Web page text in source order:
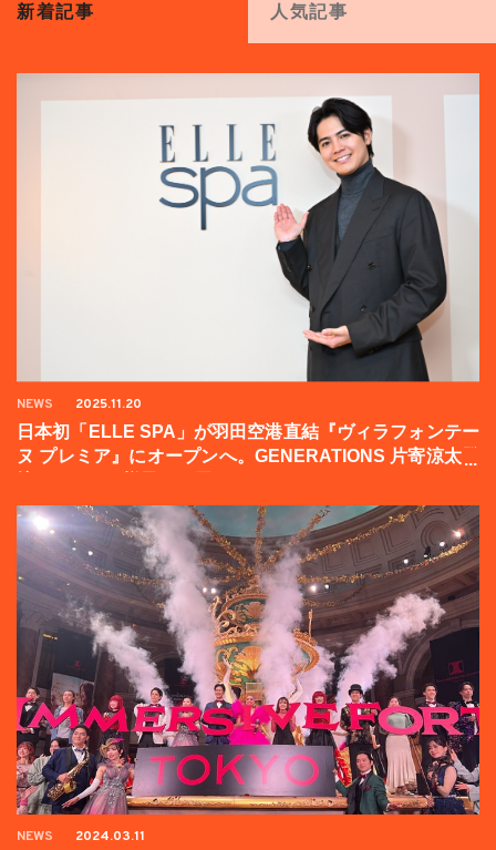
新着記事 人気記事
NEWS 2025.11.20
日本初「ELLE SPA」が羽田空港直結『ヴィラフォンテー
ヌ プレミア』にオープンへ。GENERATIONS 片寄涼太登
NEWS 2024.03.11